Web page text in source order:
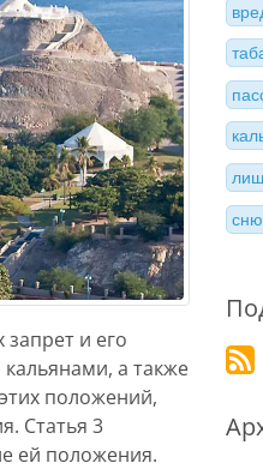
и его
а также
положений,
Статья 3
ей положения.